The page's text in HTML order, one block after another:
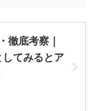
徹底考察｜
てみるとア